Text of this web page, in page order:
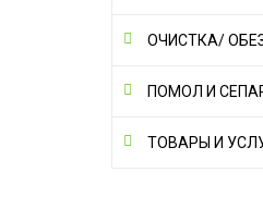
ОЧИСТКА/
ПОМОЛ И
ТОВАРЫ И